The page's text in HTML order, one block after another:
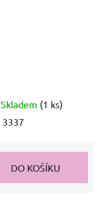
Skladem (1 ks)
3337
DO KOŠÍKU